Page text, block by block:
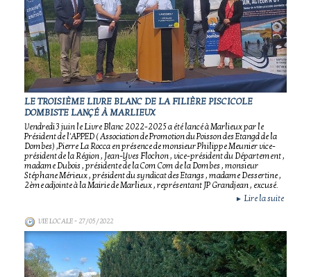
LE TROISIÈME LIVRE BLANC DE LA FILIÈRE PISCICOLE
DOMBISTE LANÇÉ À MARLIEUX
Vendredi 3 juin le Livre Blanc 2022-2025 a été lancé à Marlieux par le
Président de l'APPED ( Association de Promotion du Poisson des Etangd de la
Dombes) ,Pierre La Rocca en présence de monsieur Philippe Meunier vice-
président de la Région , Jean-Yves Flochon , vice-président du Département ,
madame Dubois , présidente de la Com Com de la Dombes , monsieur
Stéphane Mérieux , président du syndicat des Etangs , madame Dessertine ,
2ème adjointe à la Mairie de Marlieux , représentant JP Grandjean , excusé.
► Lire la suite
VIE LOCALE- 27/05/2022